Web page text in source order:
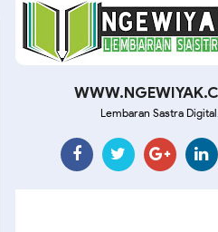
Lembaran Sastra Digital.